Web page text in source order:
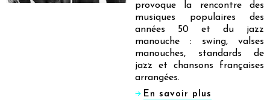
provoque la rencontre des
musiques populaires des
années 50 et du jazz
manouche : swing, valses
manouches, standards de
jazz et chansons françaises
arrangées.
En savoir plus